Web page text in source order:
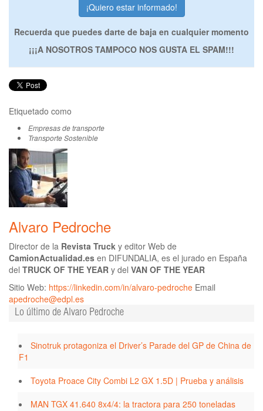
Recuerda que puedes darte de baja en cualquier momento
¡¡¡A NOSOTROS TAMPOCO NOS GUSTA EL SPAM!!!
Etiquetado como
Empresas de transporte
Transporte Sostenible
Alvaro Pedroche
Director de la Revista Truck y editor Web de
CamionActualidad.es en DIFUNDALIA, es el jurado en España
del TRUCK OF THE YEAR y del VAN OF THE YEAR
Sitio Web: https://linkedin.com/in/alvaro-pedroche Email
apedroche@edpl.es
Lo último de Alvaro Pedroche
Sinotruk protagoniza el Driver’s Parade del GP de China de
F1
Toyota Proace City Combi L2 GX 1.5D | Prueba y análisis
MAN TGX 41.640 8x4/4: la tractora para 250 toneladas